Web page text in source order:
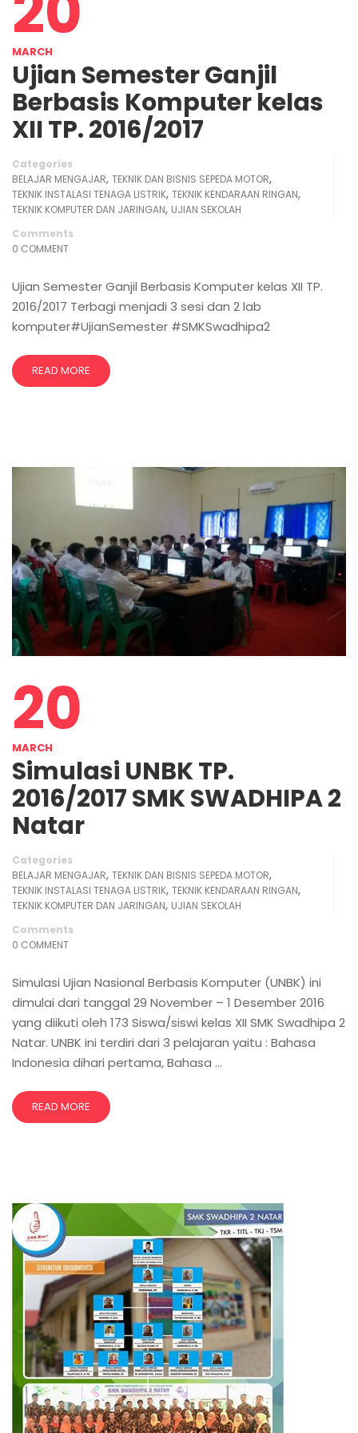
MARCH
Ujian Semester Ganjil
Berbasis Komputer kelas
XII TP. 2016/2017
Categories
BELAJAR MENGAJAR, TEKNIK DAN BISNIS SEPEDA MOTOR,
TEKNIK INSTALASI TENAGA LISTRIK, TEKNIK KENDARAAN RINGAN,
TEKNIK KOMPUTER DAN JARINGAN, UJIAN SEKOLAH
Comments
0 COMMENT
Ujian Semester Ganjil Berbasis Komputer kelas XII TP.
2016/2017 Terbagi menjadi 3 sesi dan 2 lab
komputer#UjianSemester #SMKSwadhipa2
READ MORE
20
MARCH
Simulasi UNBK TP.
2016/2017 SMK SWADHIPA 2
Natar
Categories
BELAJAR MENGAJAR, TEKNIK DAN BISNIS SEPEDA MOTOR,
TEKNIK INSTALASI TENAGA LISTRIK, TEKNIK KENDARAAN RINGAN,
TEKNIK KOMPUTER DAN JARINGAN, UJIAN SEKOLAH
Comments
0 COMMENT
Simulasi Ujian Nasional Berbasis Komputer (UNBK) ini
dimulai dari tanggal 29 November – 1 Desember 2016
yang diikuti oleh 173 Siswa/siswi kelas XII SMK Swadhipa 2
Natar. UNBK ini terdiri dari 3 pelajaran yaitu : Bahasa
Indonesia dihari pertama, Bahasa …
READ MORE